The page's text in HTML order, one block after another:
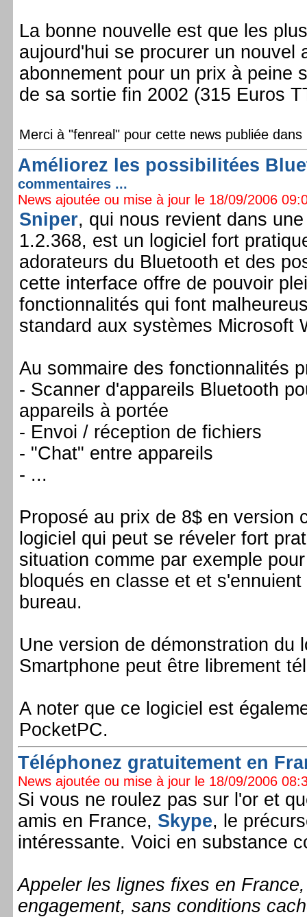
La bonne nouvelle est que les
aujourd'hui se procurer un nouvel
abonnement pour un prix à peine
de sa sortie fin 2002 (315 Euros
Merci à "fenreal" pour cette news publiée
Améliorez les possibilitées
commentaires ...
News ajoutée ou mise à jour le 18/09/2006
Sniper, qui nous revient dans
1.2.368, est un logiciel fort
adorateurs du Bluetooth et des
cette interface offre de pouvoir
fonctionnalités qui font
standard aux systèmes Microsoft
Au sommaire des fonctionnalités
- Scanner d'appareils Bluetooth
appareils à portée
- Envoi / réception de fichiers
- "Chat" entre appareils
- ...
Proposé au prix de 8$ en version
logiciel qui peut se réveler fort
situation comme par exemple
bloqués en classe et et
bureau.
Une version de démonstration du
Smartphone peut être librement
A noter que ce logiciel est
PocketPC.
Téléphonez gratuitement en
News ajoutée ou mise à jour le 18/09/2006
Si vous ne roulez pas sur l'or et
amis en France, Skype, le
intéressante. Voici en substance
Appeler les lignes fixes en
engagement, sans conditions